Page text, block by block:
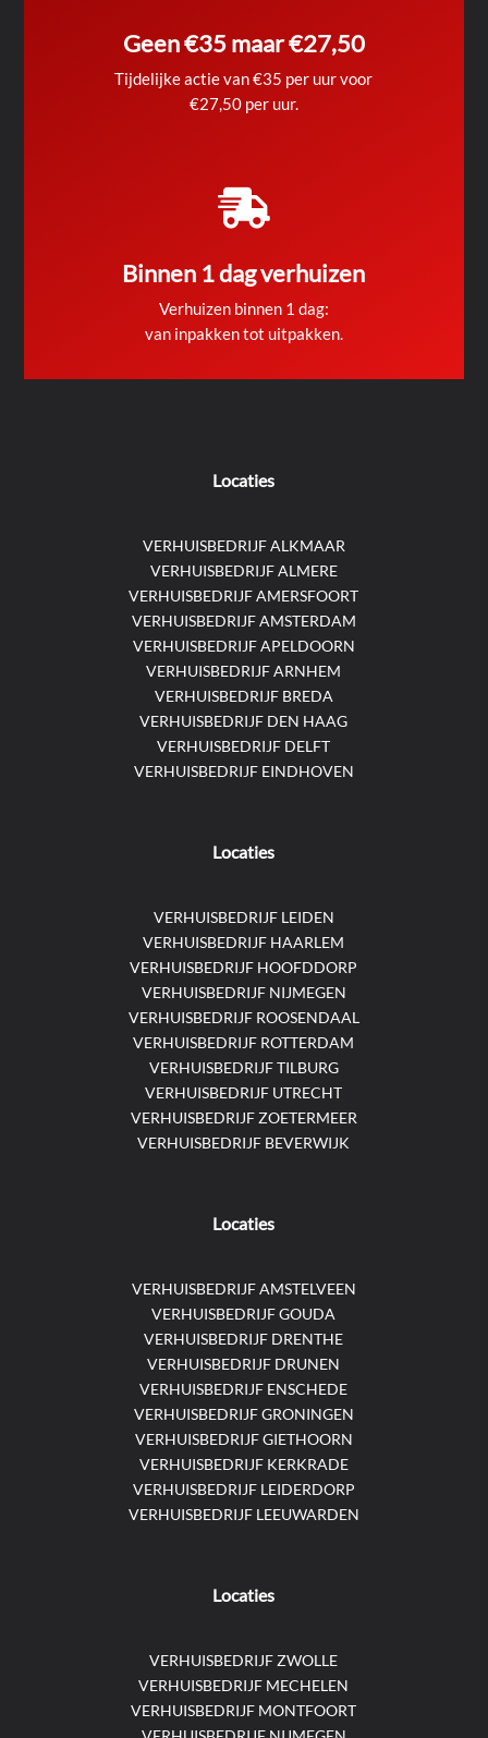
Geen €35 maar €27,50
Tijdelijke actie van €35 per uur voor
€27,50 per uur.

Binnen 1 dag verhuizen
Verhuizen binnen 1 dag:
van inpakken tot uitpakken.
Locaties
VERHUISBEDRIJF ALKMAAR
VERHUISBEDRIJF ALMERE
VERHUISBEDRIJF AMERSFOORT
VERHUISBEDRIJF AMSTERDAM
VERHUISBEDRIJF APELDOORN
VERHUISBEDRIJF ARNHEM
VERHUISBEDRIJF BREDA
VERHUISBEDRIJF DEN HAAG
VERHUISBEDRIJF DELFT
VERHUISBEDRIJF EINDHOVEN
Locaties
VERHUISBEDRIJF LEIDEN
VERHUISBEDRIJF HAARLEM
VERHUISBEDRIJF HOOFDDORP
VERHUISBEDRIJF NIJMEGEN
VERHUISBEDRIJF ROOSENDAAL
VERHUISBEDRIJF ROTTERDAM
VERHUISBEDRIJF TILBURG
VERHUISBEDRIJF UTRECHT
VERHUISBEDRIJF ZOETERMEER
VERHUISBEDRIJF BEVERWIJK
Locaties
VERHUISBEDRIJF AMSTELVEEN
VERHUISBEDRIJF GOUDA
VERHUISBEDRIJF DRENTHE
VERHUISBEDRIJF DRUNEN
VERHUISBEDRIJF ENSCHEDE
VERHUISBEDRIJF GRONINGEN
VERHUISBEDRIJF GIETHOORN
VERHUISBEDRIJF KERKRADE
VERHUISBEDRIJF LEIDERDORP
VERHUISBEDRIJF LEEUWARDEN
Locaties
VERHUISBEDRIJF ZWOLLE
VERHUISBEDRIJF MECHELEN
VERHUISBEDRIJF MONTFOORT